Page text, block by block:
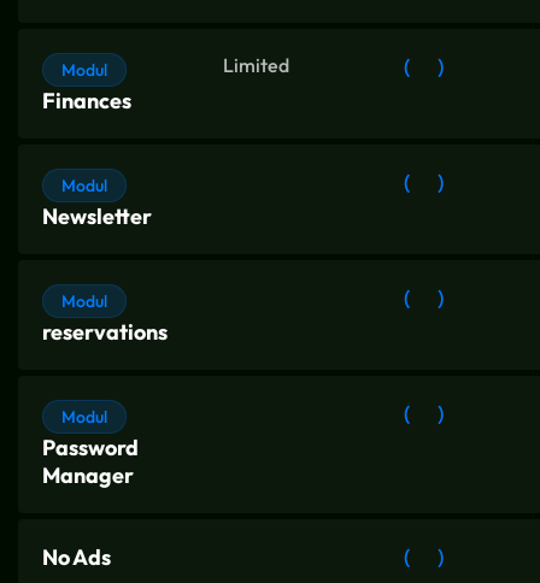
Modul
Finances
Limited ( )
Modul
Newsletter
( )
Modul
reservations
( )
Modul
Password
Manager
( )
No Ads ( )